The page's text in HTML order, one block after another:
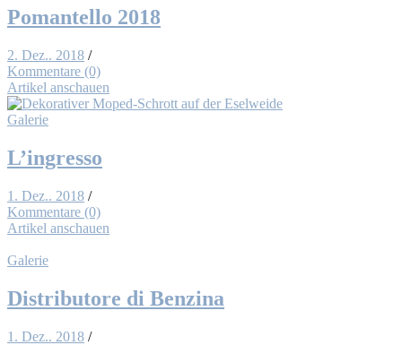
Po­man­tel­lo 2018
2. Dez.. 2018 /
Kommentare (0)
Artikel anschauen
Galerie
L’in­gresso
1. Dez.. 2018 /
Kommentare (0)
Artikel anschauen
Galerie
Dis­tri­bu­to­re di Ben­zi­na
1. Dez.. 2018 /